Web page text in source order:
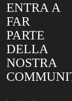
ENTRA A
FAR
PARTE
DELLA
NOSTRA